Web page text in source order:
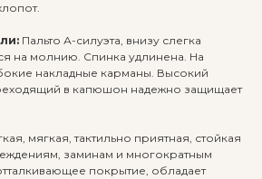
Пальто А-силуэта, внизу слегка
на молнию. Спинка удлинена. На
накладные карманы. Высокий
в капюшон надежно защищает
мягкая, тактильно приятная, стойкая
заминам и многократным
покрытие, обладает